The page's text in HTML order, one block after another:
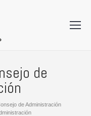
de
de Administración